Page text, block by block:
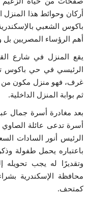
شروط وأحكام منحة ناصر
منحة ناصر للقيادة الدولية
مرجعياتنا
المواطن العالمي
الرواد
فرص
وثائق
الفيديوهات
باكوس الشعبي
أهم الرؤساء المصريين بل
يقع المنزل في شارع
غرف، فهو منزل مكون من
ثم بوابة المنزل الداخلية.
بعد مغادرة أسرة جمال
أسرة تدعى عائلة الصاوي
الرئيس أنور السادات
باعتباره يحمل طفولة
وتقديرًا له يجب
كمتحف.